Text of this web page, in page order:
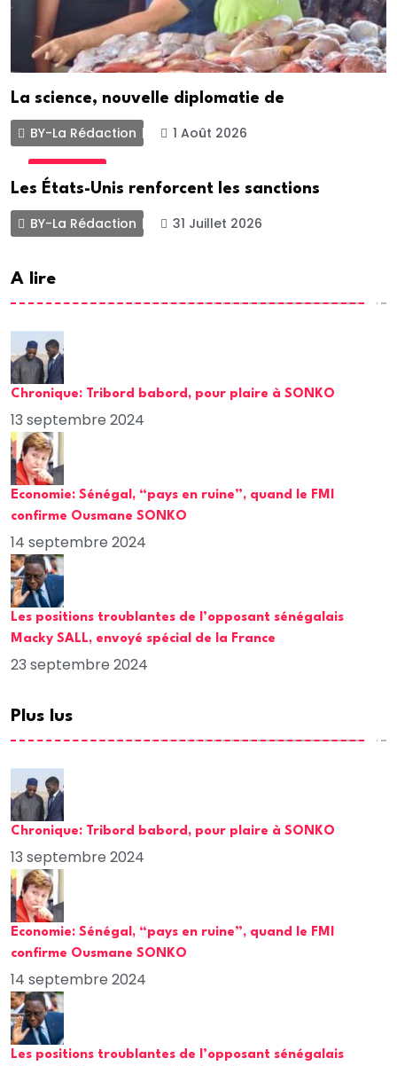
La science, nouvelle diplomatie de
BY-La Rédaction 1 Août 2026
Les États-Unis renforcent les sanctions
BY-La Rédaction 31 Juillet 2026
A lire
Chronique: Tribord babord, pour plaire à SONKO
13 septembre 2024
Economie: Sénégal, “pays en ruine”, quand le FMI
confirme Ousmane SONKO
14 septembre 2024
Les positions troublantes de l’opposant sénégalais
Macky SALL, envoyé spécial de la France
23 septembre 2024
Plus lus
Chronique: Tribord babord, pour plaire à SONKO
13 septembre 2024
Economie: Sénégal, “pays en ruine”, quand le FMI
confirme Ousmane SONKO
14 septembre 2024
Les positions troublantes de l’opposant sénégalais